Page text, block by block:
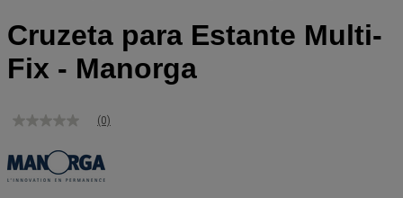
Cruzeta para Estante Multi-
Fix - Manorga
Sem
de
classificação
Link
(0)